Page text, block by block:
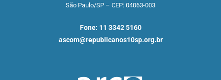
São Paulo/SP – CEP: 04063-003
Fone: 11 3342 5160
ascom@republicanos10sp.org.br